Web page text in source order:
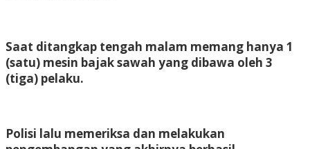
Saat ditangkap tengah malam memang hanya 1
(satu) mesin bajak sawah yang dibawa oleh 3
(tiga) pelaku.
Polisi lalu memeriksa dan melakukan